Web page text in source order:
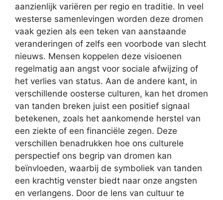
aanzienlijk variëren per regio en traditie. In veel
westerse samenlevingen worden deze dromen
vaak gezien als een teken van aanstaande
veranderingen of zelfs een voorbode van slecht
nieuws. Mensen koppelen deze visioenen
regelmatig aan angst voor sociale afwijzing of
het verlies van status. Aan de andere kant, in
verschillende oosterse culturen, kan het dromen
van tanden breken juist een positief signaal
betekenen, zoals het aankomende herstel van
een ziekte of een financiële zegen. Deze
verschillen benadrukken hoe ons culturele
perspectief ons begrip van dromen kan
beïnvloeden, waarbij de symboliek van tanden
een krachtig venster biedt naar onze angsten
en verlangens. Door de lens van cultuur te